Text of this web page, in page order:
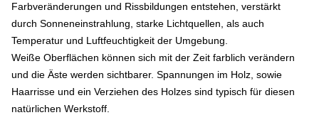
Farbveränderungen und Rissbildungen entstehen, verstärkt
durch Sonneneinstrahlung, starke Lichtquellen, als auch
Temperatur und Luftfeuchtigkeit der Umgebung.
Weiße Oberflächen können sich mit der Zeit farblich verändern
und die Äste werden sichtbarer. Spannungen im Holz, sowie
Haarrisse und ein Verziehen des Holzes sind typisch für diesen
natürlichen Werkstoff.